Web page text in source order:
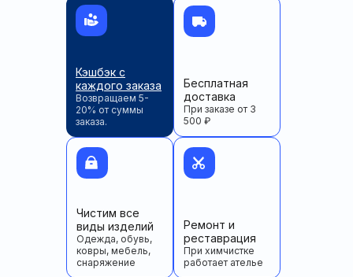
Кэшбэк с
каждого заказа
Возвращаем 5-
20% от суммы
заказа.
Бесплатная
доставка
При заказе от 3
500 ₽
Чистим все
виды изделий
Одежда, обувь,
ковры, мебель,
снаряжение
Ремонт и
реставрация
При химчистке
работает ателье